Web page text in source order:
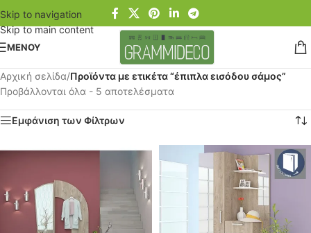
Skip to navigation
Skip to main content
ΜΕΝΟΥ
Αρχική σελίδα/Προϊόντα με ετικέτα “έπιπλα εισόδου σάμος”
Προβάλλονται όλα - 5 αποτελέσματα
Εμφάνιση των Φίλτρων